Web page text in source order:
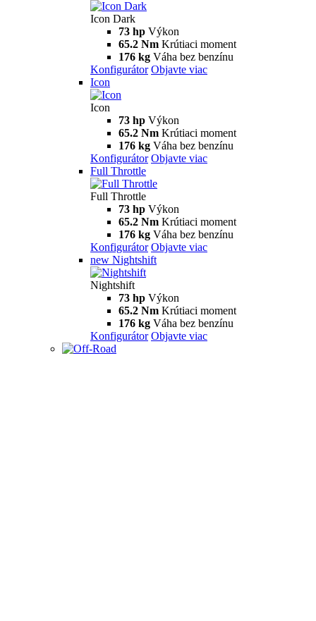
Icon Dark
73 hp Výkon
65.2 Nm Krútiaci moment
176 kg Váha bez benzínu
Konfigurátor Objavte viac
Icon
Icon
73 hp Výkon
65.2 Nm Krútiaci moment
176 kg Váha bez benzínu
Konfigurátor Objavte viac
Full Throttle
Full Throttle
73 hp Výkon
65.2 Nm Krútiaci moment
176 kg Váha bez benzínu
Konfigurátor Objavte viac
new Nightshift
Nightshift
73 hp Výkon
65.2 Nm Krútiaci moment
176 kg Váha bez benzínu
Konfigurátor Objavte viac